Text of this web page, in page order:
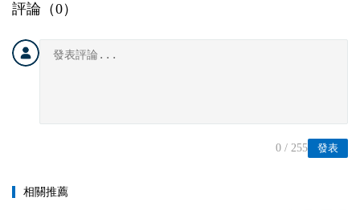
評論（0）
發表
0 / 255
相關推薦